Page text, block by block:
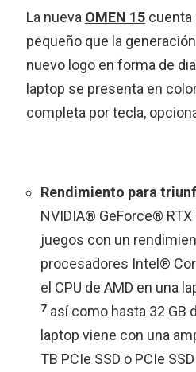
La nueva OMEN 15 cuenta
pequeño que la
nuevo logo en forma de
laptop se presenta en
completa por tecla,
Rendimiento para
NVIDIA® GeForce®
juegos con un
procesadores Intel®
el CPU de AMD en una
7 así como hasta 32 GB
laptop viene con una
TB PCIe SSD o PCIe SSD